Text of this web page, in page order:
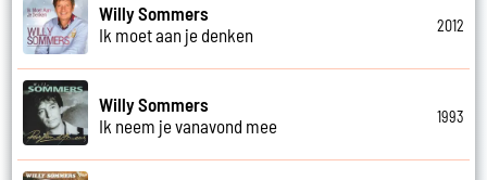
Willy Sommers
Ik moet aan je denken
2012
Willy Sommers
Ik neem je vanavond mee
1993